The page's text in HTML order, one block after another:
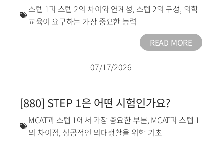
스텝 1과 스텝 2의 차이와 연계성, 스텝 2의 구성, 의학
교육이 요구하는 가장 중요한 능력
READ MORE
07/17/2026
[880] STEP 1은 어떤 시험인가요?
MCAT과 스텝 1에서 가장 중요한 부분, MCAT과 스텝 1
의 차이점, 성공적인 의대생활을 위한 기초